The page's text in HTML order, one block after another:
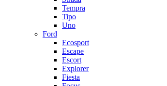
Tempra
Tipo
Uno
Ford
Ecosport
Escape
Escort
Explorer
Fiesta